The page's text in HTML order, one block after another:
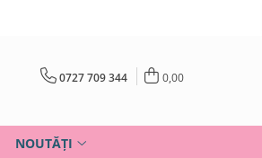
0727 709 344 0,00
NOUTĂȚI